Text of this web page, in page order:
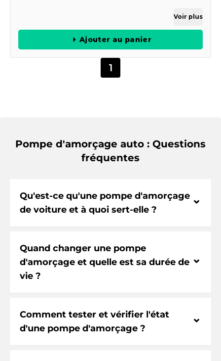
Voir plus
Ajouter au panier
1
Pompe d'amorçage auto : Questions
fréquentes
Qu'est-ce qu'une pompe d'amorçage
de voiture et à quoi sert-elle ?
⌃
Quand changer une pompe
d'amorçage et quelle est sa durée de
vie ?
⌃
Comment tester et vérifier l'état
d'une pompe d'amorçage ?
⌃